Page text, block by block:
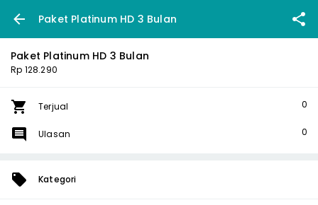
Paket Platinum HD 3 Bulan
Paket Platinum HD 3 Bulan
Rp 128.290
Terjual 0
Ulasan 0
Kategori